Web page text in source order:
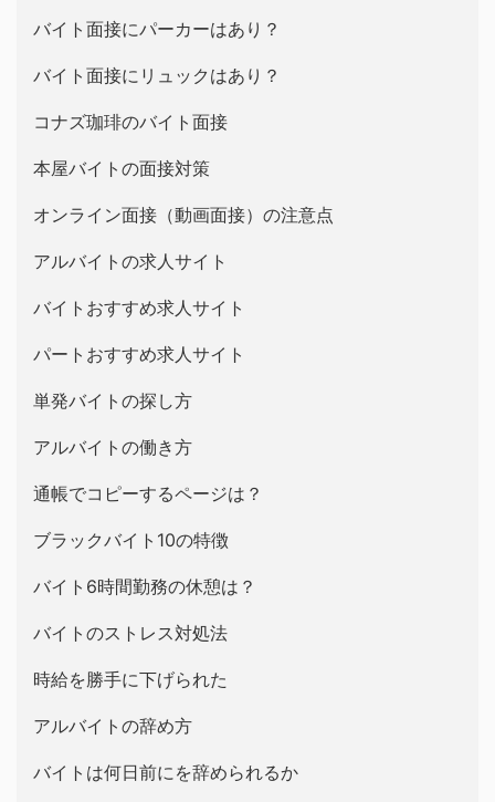
バイト面接にパーカーはあり？
バイト面接にリュックはあり？
コナズ珈琲のバイト面接
本屋バイトの面接対策
オンライン面接（動画面接）の注意点
アルバイトの求人サイト
バイトおすすめ求人サイト
パートおすすめ求人サイト
単発バイトの探し方
アルバイトの働き方
通帳でコピーするページは？
ブラックバイト10の特徴
バイト6時間勤務の休憩は？
バイトのストレス対処法
時給を勝手に下げられた
アルバイトの辞め方
バイトは何日前にを辞められるか